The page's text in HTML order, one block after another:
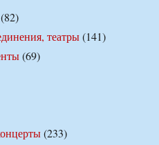
(82)
театры(141)
(69)
(233)